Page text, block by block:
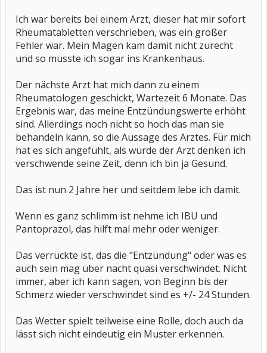
Ich war bereits bei einem Arzt, dieser hat mir sofort
Rheumatabletten verschrieben, was ein großer
Fehler war. Mein Magen kam damit nicht zurecht
und so musste ich sogar ins Krankenhaus.
Der nächste Arzt hat mich dann zu einem
Rheumatologen geschickt, Wartezeit 6 Monate. Das
Ergebnis war, das meine Entzündungswerte erhöht
sind. Allerdings noch nicht so hoch das man sie
behandeln kann, so die Aussage des Arztes. Für mich
hat es sich angefühlt, als würde der Arzt denken ich
verschwende seine Zeit, denn ich bin ja Gesund.
Das ist nun 2 Jahre her und seitdem lebe ich damit.
Wenn es ganz schlimm ist nehme ich IBU und
Pantoprazol, das hilft mal mehr oder weniger.
Das verrückte ist, das die "Entzündung" oder was es
auch sein mag über nacht quasi verschwindet. Nicht
immer, aber ich kann sagen, von Beginn bis der
Schmerz wieder verschwindet sind es +/- 24 Stunden.
Das Wetter spielt teilweise eine Rolle, doch auch da
lässt sich nicht eindeutig ein Muster erkennen.